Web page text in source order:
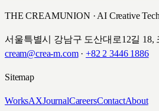
THE CREAMUNION · AI Creative Tech
서울특별시 강남구 도산대로12길 18,
cream@crea-m.com· +82 2 3446 1886
Sitemap
WorksAXJournalCareersContactAbout